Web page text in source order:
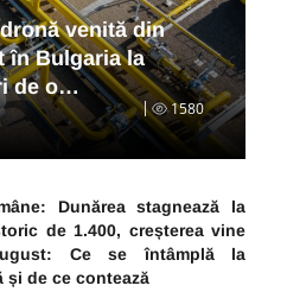
venită din
în Bulgaria la
de o…
1580
Dunărea stagnează la
de 1.400, creșterea vine
Ce se întâmplă la
și de ce contează